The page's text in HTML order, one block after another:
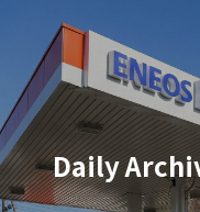
Daily